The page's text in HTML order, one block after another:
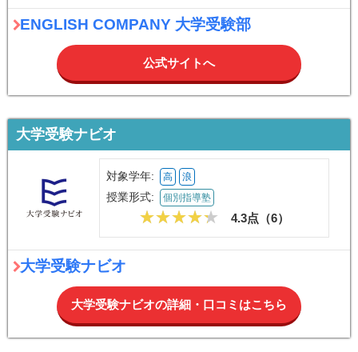
ENGLISH COMPANY 大学受験部
公式サイトへ
大学受験ナビオ
対象学年: 高 浪
授業形式: 個別指導塾
4.3点（6）
大学受験ナビオ
大学受験ナビオの詳細・口コミはこちら